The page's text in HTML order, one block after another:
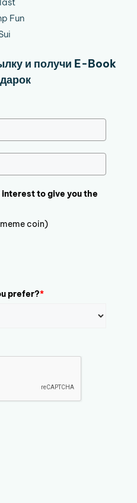
Fun
и получи E-Book
to give you the
coin)
prefer?*